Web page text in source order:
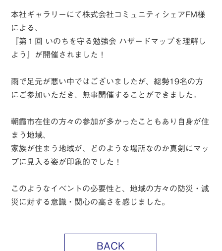
本社ギャラリーにて株式会社コミュニティシェアFM様
による、
『第１回 いのちを守る勉強会 ハザードマップを理解し
よう』が開催されました！
雨で足元が悪い中ではございましたが、総勢19名の方
にご参加いただき、無事開催することができました。
朝霞市在住の方々の参加が多かったこともあり自身が住
まう地域、
家族が住まう地域が、どのような場所なのか真剣にマッ
プに見入る姿が印象的でした！
このようなイベントの必要性と、地域の方々の防災・減
災に対する意識・関心の高さを感じました。
BACK